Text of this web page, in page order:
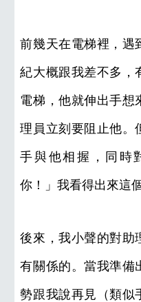
前幾天在電梯裡，遇
紀大概跟我差不多，
電梯，他就伸出手想
理員立刻要阻止他。
手與他相握，同時
你！」我看得出來這
後來，我小聲的對助
有關係的。當我準備
勢跟我說再見（類似